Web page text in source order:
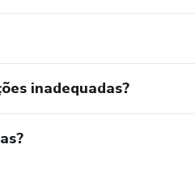
inadequadas?